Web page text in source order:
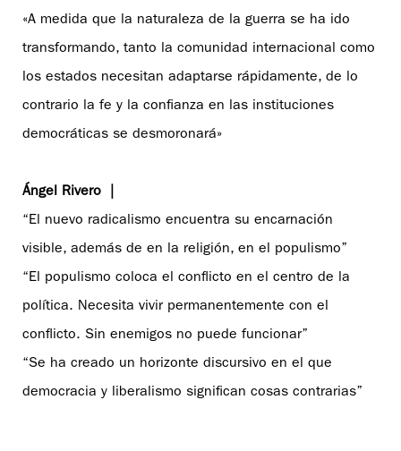
«A medida que la naturaleza de la guerra se ha ido
transformando, tanto la comunidad internacional como
los estados necesitan adaptarse rápidamente, de lo
contrario la fe y la confianza en las instituciones
democráticas se desmoronará»
Ángel Rivero |
“El nuevo radicalismo encuentra su encarnación
visible, además de en la religión, en el populismo”
“El populismo coloca el conflicto en el centro de la
política. Necesita vivir permanentemente con el
conflicto. Sin enemigos no puede funcionar”
“Se ha creado un horizonte discursivo en el que
democracia y liberalismo significan cosas contrarias”